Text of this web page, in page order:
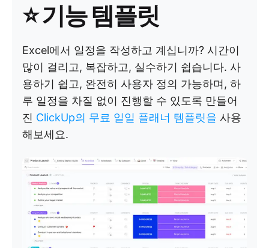
⭐ 기능 템플릿
Excel에서 일정을 작성하고 계십니까? 시간이
많이 걸리고, 복잡하고, 실수하기 쉽습니다. 사
용하기 쉽고, 완전히 사용자 정의 가능하며, 하
루 일정을 차질 없이 진행할 수 있도록 만들어
진 ClickUp의 무료 일일 플래너 템플릿을 사용
해보세요.